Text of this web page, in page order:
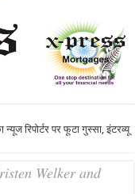
रिपोर्टर पर फूटा गुस्सा, इंटरव्यू
Welker and